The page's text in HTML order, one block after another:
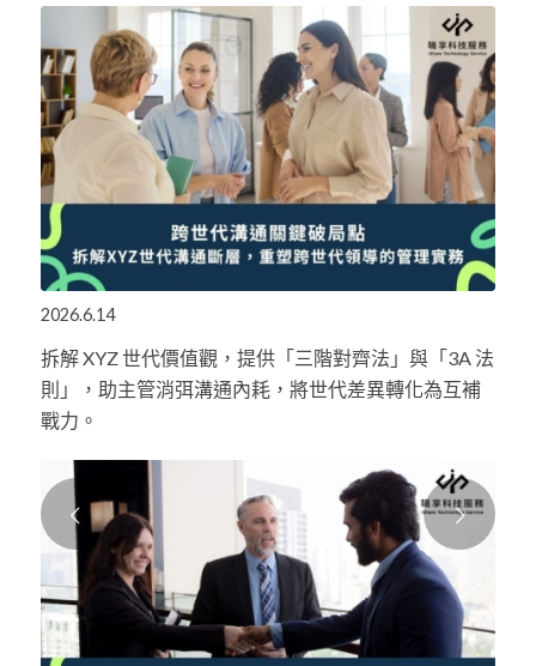
2026.6.14
拆解 XYZ 世代價值觀，提供「三階對齊法」與「3A 法
則」，助主管消弭溝通內耗，將世代差異轉化為互補
戰力。
下一頁